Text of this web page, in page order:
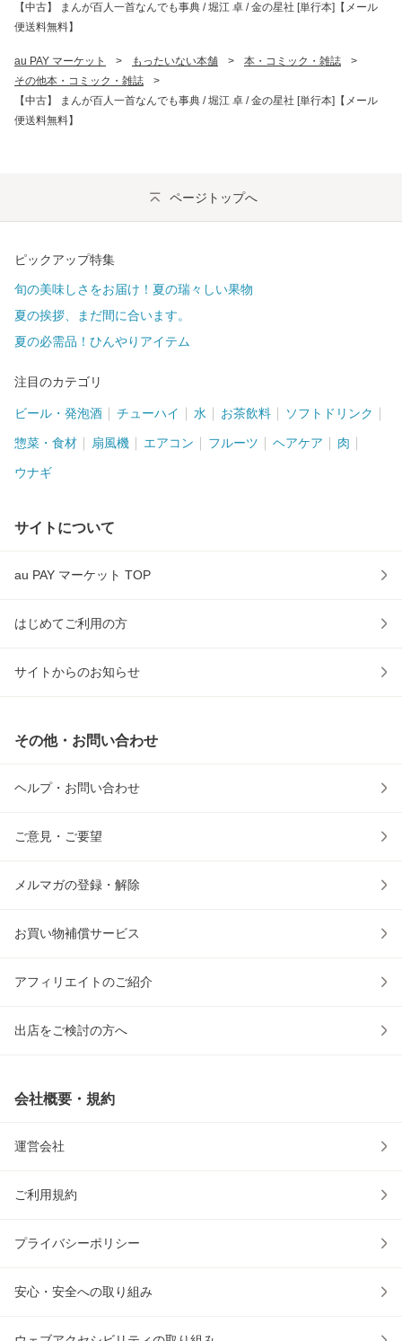
【中古】 まんが百人一首なんでも事典 / 堀江 卓 / 金の星社 [単行本]【メール
便送料無料】
au PAY マーケット > もったいない本舗 > 本・コミック・雑誌
>
その他本・コミック・雑誌
>
【中古】 まんが百人一首なんでも事典 / 堀江 卓 / 金の星社 [単行本]【メール
便送料無料】
ページトップへ
ピックアップ特集
旬の美味しさをお届け！夏の瑞々しい果物
夏の挨拶、まだ間に合います。
夏の必需品！ひんやりアイテム
注目のカテゴリ
ビール・発泡酒 チューハイ 水 お茶飲料 ソフトドリンク
惣菜・食材 扇風機 エアコン フルーツ ヘアケア 肉
ウナギ
サイトについて
au PAY マーケット TOP
はじめてご利用の方
サイトからのお知らせ
その他・お問い合わせ
ヘルプ・お問い合わせ
ご意見・ご要望
メルマガの登録・解除
お買い物補償サービス
アフィリエイトのご紹介
出店をご検討の方へ
会社概要・規約
運営会社
ご利用規約
プライバシーポリシー
安心・安全への取り組み